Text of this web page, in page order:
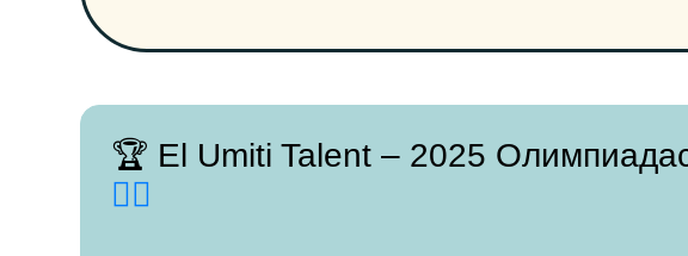
🏆 El Umiti Talent – 2025
👈🏻